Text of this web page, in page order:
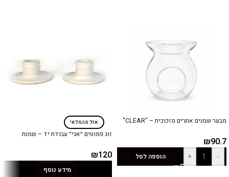
מבער שמנים אתרים מזכוכית – "CLEAR"
₪90.7
-
+ הוספה לסל
אזל מהמלאי
זוג פמוטים ״אגי״ עבודת יד – שמנת
₪120
מידע נוסף